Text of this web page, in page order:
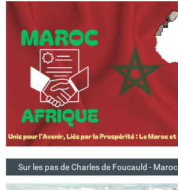
Sur les pas de Charles de Foucauld - Maroc